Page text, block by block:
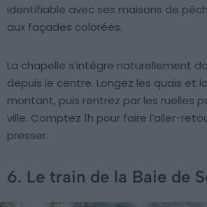
identifiable avec ses maisons de
aux façades colorées.
La chapelle s’intègre naturellement
depuis le centre. Longez les quais et
montant, puis rentrez par les ruelles
ville. Comptez 1h pour faire l’aller-
presser.
6. Le train de la Baie de